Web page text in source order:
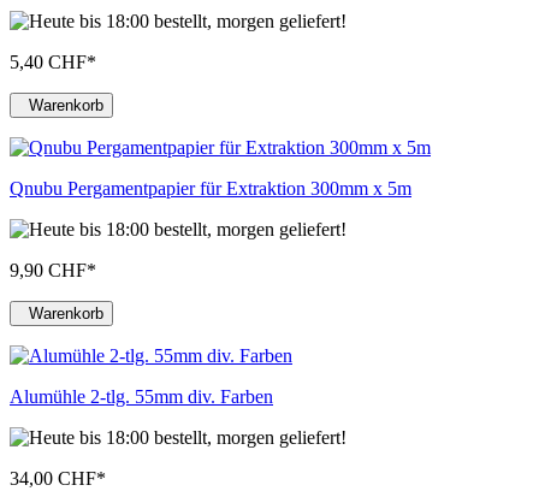
5,40 CHF*
Warenkorb
Qnubu Pergamentpapier für Extraktion 300mm x 5m
9,90 CHF*
Warenkorb
Alumühle 2-tlg. 55mm div. Farben
34,00 CHF*